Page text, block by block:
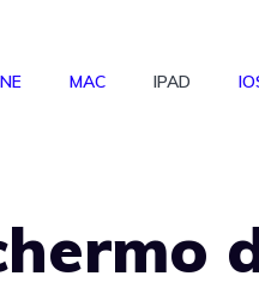
MAC IPAD